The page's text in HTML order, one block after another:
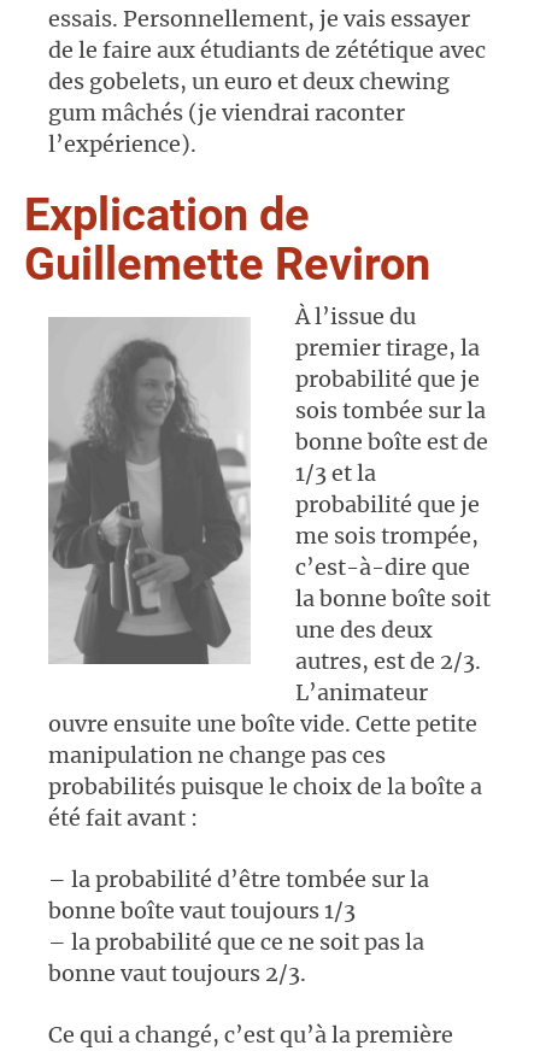
essais. Personnellement, je vais essayer
de le faire aux étudiants de zététique avec
des gobelets, un euro et deux chewing
gum mâchés (je viendrai raconter
l’expérience).
Explication de
Guillemette Reviron
À l’issue du
premier tirage, la
probabilité que je
sois tombée sur la
bonne boîte est de
1/3 et la
probabilité que je
me sois trompée,
c’est-à-dire que
la bonne boîte soit
une des deux
autres, est de 2/3.
L’animateur
ouvre ensuite une boîte vide. Cette petite
manipulation ne change pas ces
probabilités puisque le choix de la boîte a
été fait avant :
– la probabilité d’être tombée sur la
bonne boîte vaut toujours 1/3
– la probabilité que ce ne soit pas la
bonne vaut toujours 2/3.
Ce qui a changé, c’est qu’à la première